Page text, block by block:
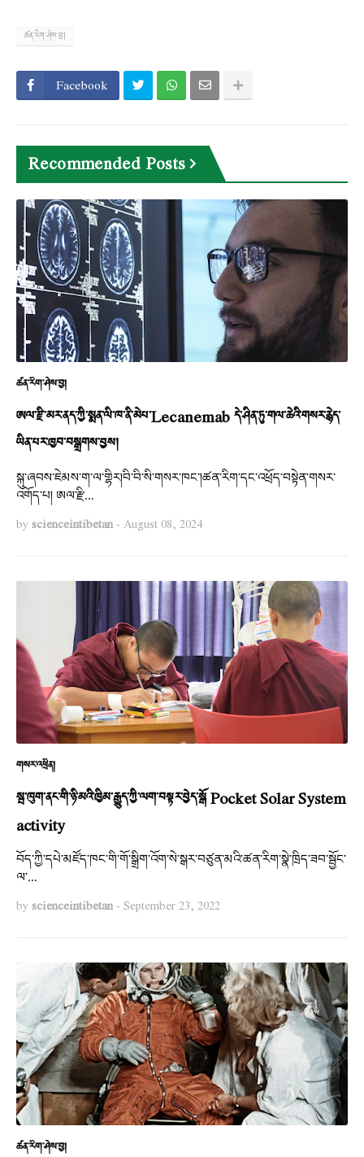
ཚན་རིག་ཤེས་བྱ།
Facebook
Recommended Posts
ཚན་རིག་ཤེས་བྱ།
ཨལ་རྫི་མར་ནད་ཀྱི་སྨན་ལི་ཁ་ནི་མེཔ་Lecanemab དེ་ཤིན་ཏུ་གལ་ཆེའི་གསར་རྙེད་
ཡིན་པར་ཁྱབ་བསྒྲགས་བྱས།
སྐུ་ཞབས་ཇེམས་ག་ལ་གྷིར།བི་བི་སི་གསར་ཁང་།ཚན་རིག་དང་འཕྲོད་བསྟེན་གསར་
འགོད་པ། ཨལ་རྫི…
by scienceintibetan- August 08, 2024
གསར་འཕྲིན།
སྦ་ཁུག་ནང་གི་ཉི་མའི་ཁྱིམ་རྒྱུད་ཀྱི་ལག་བསྟར་བྱེད་སྒོ Pocket Solar System
activity
བོད་ཀྱི་དཔེ་མཛོད་ཁང་གི་གོ་སྒྲིག་འོག་སེ་སྒར་བཙུན་མའི་ཚན་རིག་སྣེ་ཁྲིད་ཟབ་སྦྱོང་
ལ་…
by scienceintibetan- September 23, 2022
ཚན་རིག་ཤེས་བྱ།